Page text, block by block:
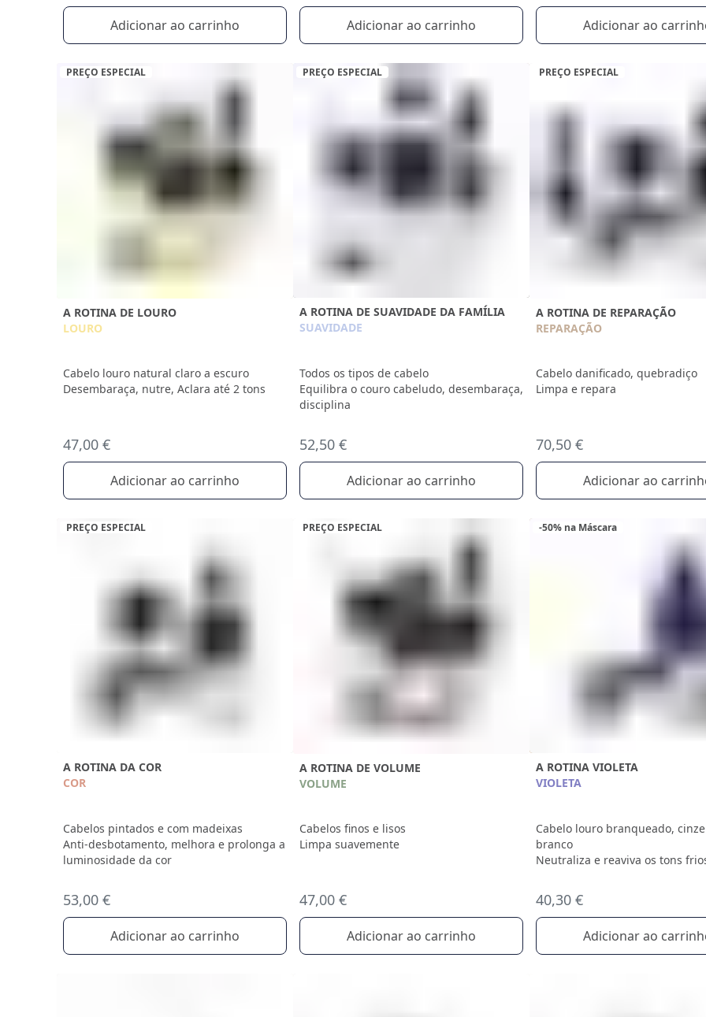
Adicionar ao carrinho Adicionar ao carrinho Adicionar ao
PREÇO ESPECIAL
A ROTINA DE LOURO
LOURO
Cabelo louro natural claro a escuro
Desembaraça, nutre, Aclara até 2 tons
47,00 €
Adicionar ao carrinho
PREÇO ESPECIAL
A ROTINA DE SUAVIDADE DA FAMÍLIA
SUAVIDADE
Todos os tipos de cabelo
Equilibra o couro cabeludo, desembaraça,
disciplina
52,50 €
Adicionar ao carrinho
PREÇO ESPECIAL
A ROTINA DE REPARAÇÃO
REPARAÇÃO
Cabelo danificado, quebradiço
Limpa e repara
70,50 €
Adicionar ao
PREÇO ESPECIAL
A ROTINA DA COR
COR
Cabelos pintados e com madeixas
Anti-desbotamento, melhora e prolonga a
luminosidade da cor
53,00 €
Adicionar ao carrinho
PREÇO ESPECIAL
A ROTINA DE VOLUME
VOLUME
Cabelos finos e lisos
Limpa suavemente
47,00 €
Adicionar ao carrinho
-50% na Máscara
A ROTINA VIOLETA
VIOLETA
Cabelo louro branqueado,
branco
Neutraliza e reaviva os tons
40,30 €
Adicionar ao